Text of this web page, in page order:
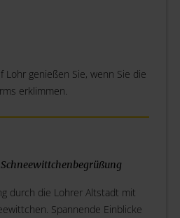
Lohr genießen Sie, wenn Sie die
erklimmen.
durch die Lohrer Altstadt mit
Spannende Einblicke